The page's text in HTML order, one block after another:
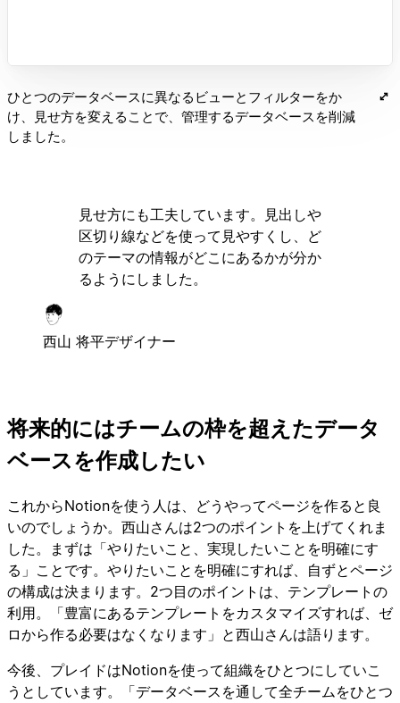
ひとつのデータベースに異なるビューとフィルターをか
け、見せ方を変えることで、管理するデータベースを削減
しました。
見せ方にも工夫しています。見出しや
区切り線などを使って見やすくし、ど
のテーマの情報がどこにあるかが分か
るようにしました。
西山 将平デザイナー
将来的にはチームの枠を超えたデータ
ベースを作成したい
これからNotionを使う人は、どうやってページを作ると良
いのでしょうか。西山さんは2つのポイントを上げてくれま
した。まずは「やりたいこと、実現したいことを明確にす
る」ことです。やりたいことを明確にすれば、自ずとページ
の構成は決まります。2つ目のポイントは、テンプレートの
利用。「豊富にあるテンプレートをカスタマイズすれば、ゼ
ロから作る必要はなくなります」と西山さんは語ります。
今後、プレイドはNotionを使って組織をひとつにしていこ
うとしています。「データベースを通して全チームをひとつ